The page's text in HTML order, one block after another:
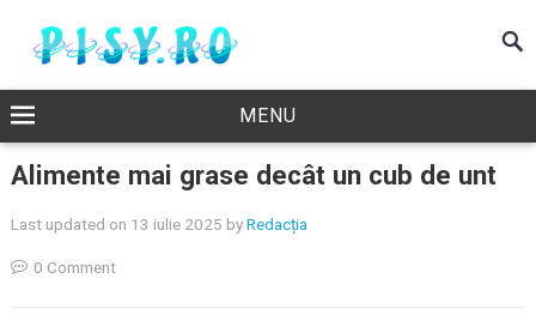
MENU
Alimente mai grase decât un cub de unt
Last updated on 13 iulie 2025 byRedacția
0 Comment